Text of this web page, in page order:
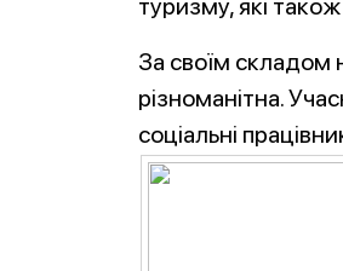
туризму, які
За своїм складом
різноманітна.
соціальні